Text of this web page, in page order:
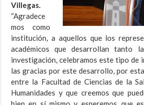
Villegas.
“Agradece
mos como
institución, a aquellos que los
académicos que desarrollan tanto
investigación, celebramos este tipo de
las gracias por este desarrollo, por
entre la Facultad de Ciencias de la
Humanidades y que creemos que